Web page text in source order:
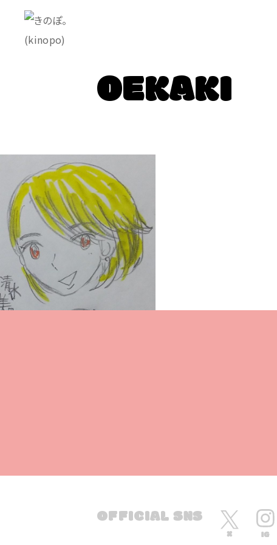
OEKAKI
OFFICIAL SNS